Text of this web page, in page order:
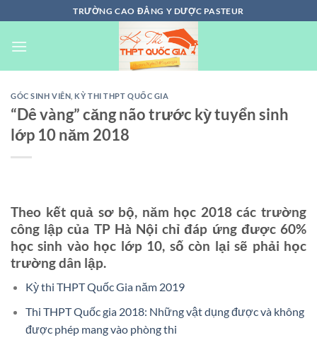
đến
nội
TRƯỜNG CAO ĐẲNG Y DƯỢC PASTEUR
GÓC SINH VIÊN KỲ THI THPT QUỐC GIA
“Dê vàng” căng não trước kỳ tuyển sinh
lớp 10 năm 2018
Theo kết quả sơ bộ, năm học 2018 các trường
công lập của TP Hà Nội chỉ đáp ứng được 60%
học sinh vào học lớp 10, số còn lại sẽ phải học
trường dân lập.
Kỳ thi THPT Quốc Gia năm 2019
Thi THPT Quốc gia 2018: Những vật dụng được và không
được phép mang vào phòng thi